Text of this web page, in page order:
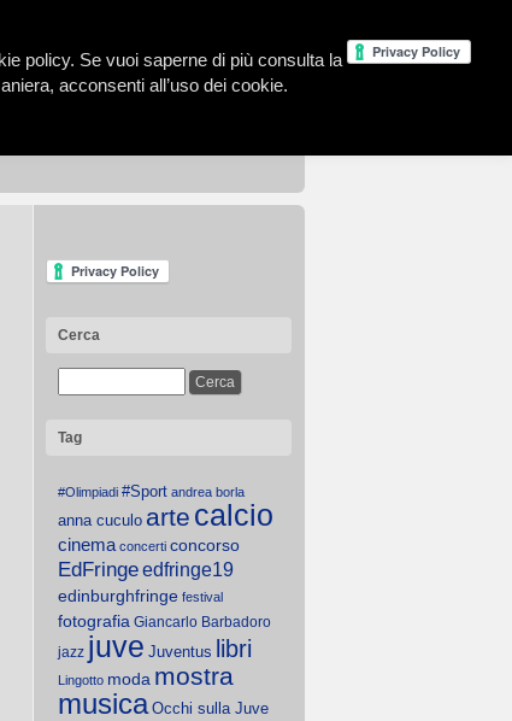
Cerca
Tag
#Olimpiadi #Sport andrea borla
anna cuculo arte calcio
cinema concerti concorso
EdFringeedfringe19
edinburghfringe festival
fotografia Giancarlo Barbadoro
jazz juve Juventus libri
Lingotto moda mostra
musica Occhi sulla Juve
policy. Se vuoi saperne di più consulta la
acconsenti all’uso dei cookie.